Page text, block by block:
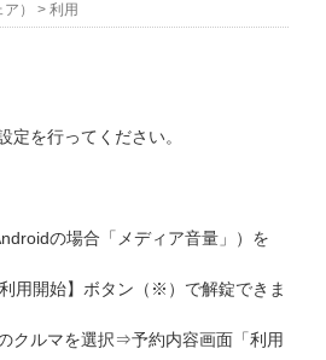
） > 利用
定を行ってください。
の場合「メディア音量」）を
用開始】ボタン（※）で解錠できま
クルマを選択⇒予約内容画面「利用